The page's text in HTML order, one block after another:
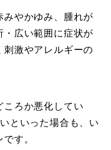
みやかゆみ、腫れが
・広い範囲に症状が
刺激やアレルギーの
ころか悪化してい
といった場合も、い
す。